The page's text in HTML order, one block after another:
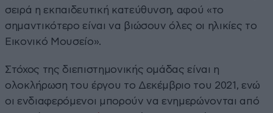
σειρά η εκπαιδευτική κατεύθυνση, αφού «το
σημαντικότερο είναι να βιώσουν όλες οι ηλικίες το
Εικονικό Μουσείο».
Στόχος της διεπιστημονικής ομάδας είναι η
ολοκλήρωση του έργου το Δεκέμβριο του 2021, ενώ
οι ενδιαφερόμενοι μπορούν να ενημερώνονται από